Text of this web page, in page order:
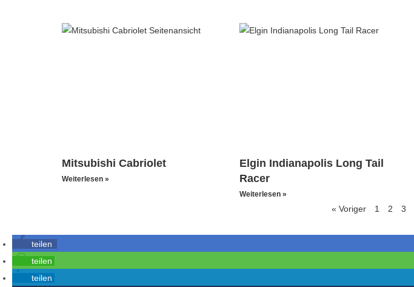
Mitsubishi Cabriolet
Weiterlesen »
Elgin Indianapolis Long Tail
Racer
Weiterlesen »
« Voriger 1 2 3
teilen
teilen
teilen